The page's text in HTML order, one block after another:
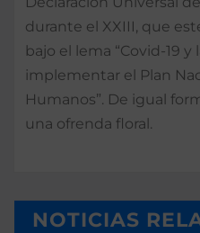
durante el XXIII, que
bajo el lema “Covid-19
implementar el Plan
Humanos”. De igual
una ofrenda floral.
NOTICIAS